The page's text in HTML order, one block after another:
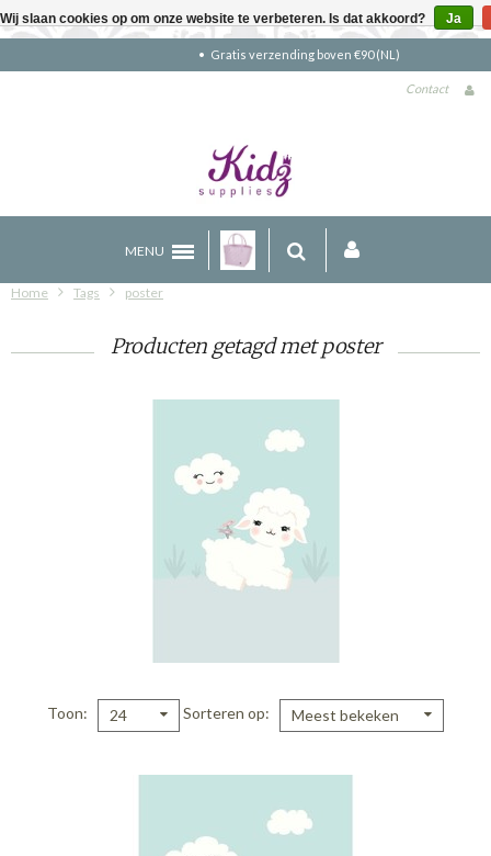
Gratis verzending boven €90 (NL)
Contact
MENU
Home Tags poster
Producten getagd met poster
Toon 24 Sorteren op Meest bekeken
Wij slaan cookies op om onze website te verbeteren. Is dat akkoord? Ja